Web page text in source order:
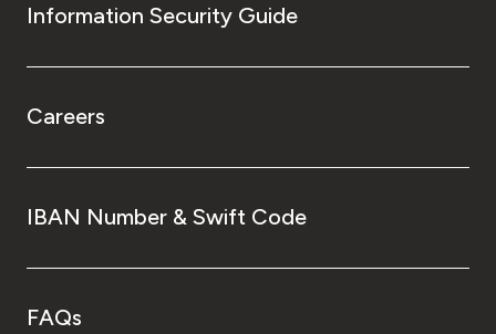
Information Security Guide
Careers
IBAN Number & Swift Code
FAQs